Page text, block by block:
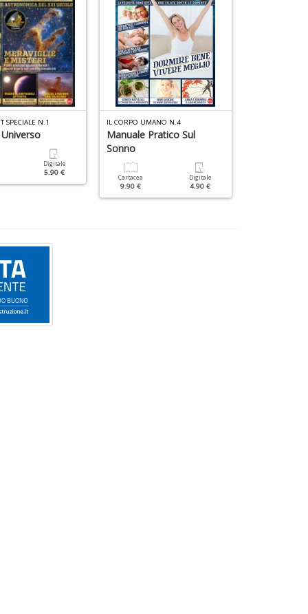
SPECIALE N.1
Digitale
5.90 €
IL CORPO UMANO N.4
Manuale Pratico Sul
Sonno
Cartacea
9.90 €
Digitale
4.90 €